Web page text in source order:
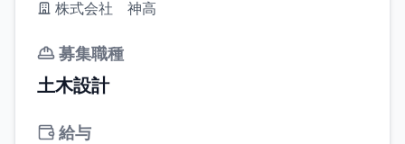
株式会社 神高
募集職種
土木設計
給与